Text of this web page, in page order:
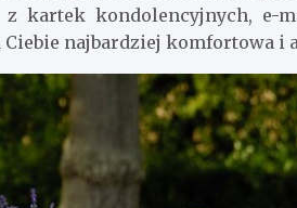
z kartek kondolencyjnych, e-
najbardziej komfortowa i